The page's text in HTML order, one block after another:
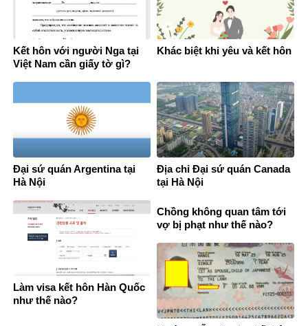
Kết hôn với người Nga tại
Việt Nam cần giấy tờ gì?
Khác biệt khi yêu và kết hôn
Đại sứ quán Argentina tại
Hà Nội
Địa chỉ Đại sứ quán Canada
tại Hà Nội
Làm visa kết hôn Hàn Quốc
như thế nào?
Chồng không quan tâm tới
vợ bị phạt như thế nào?